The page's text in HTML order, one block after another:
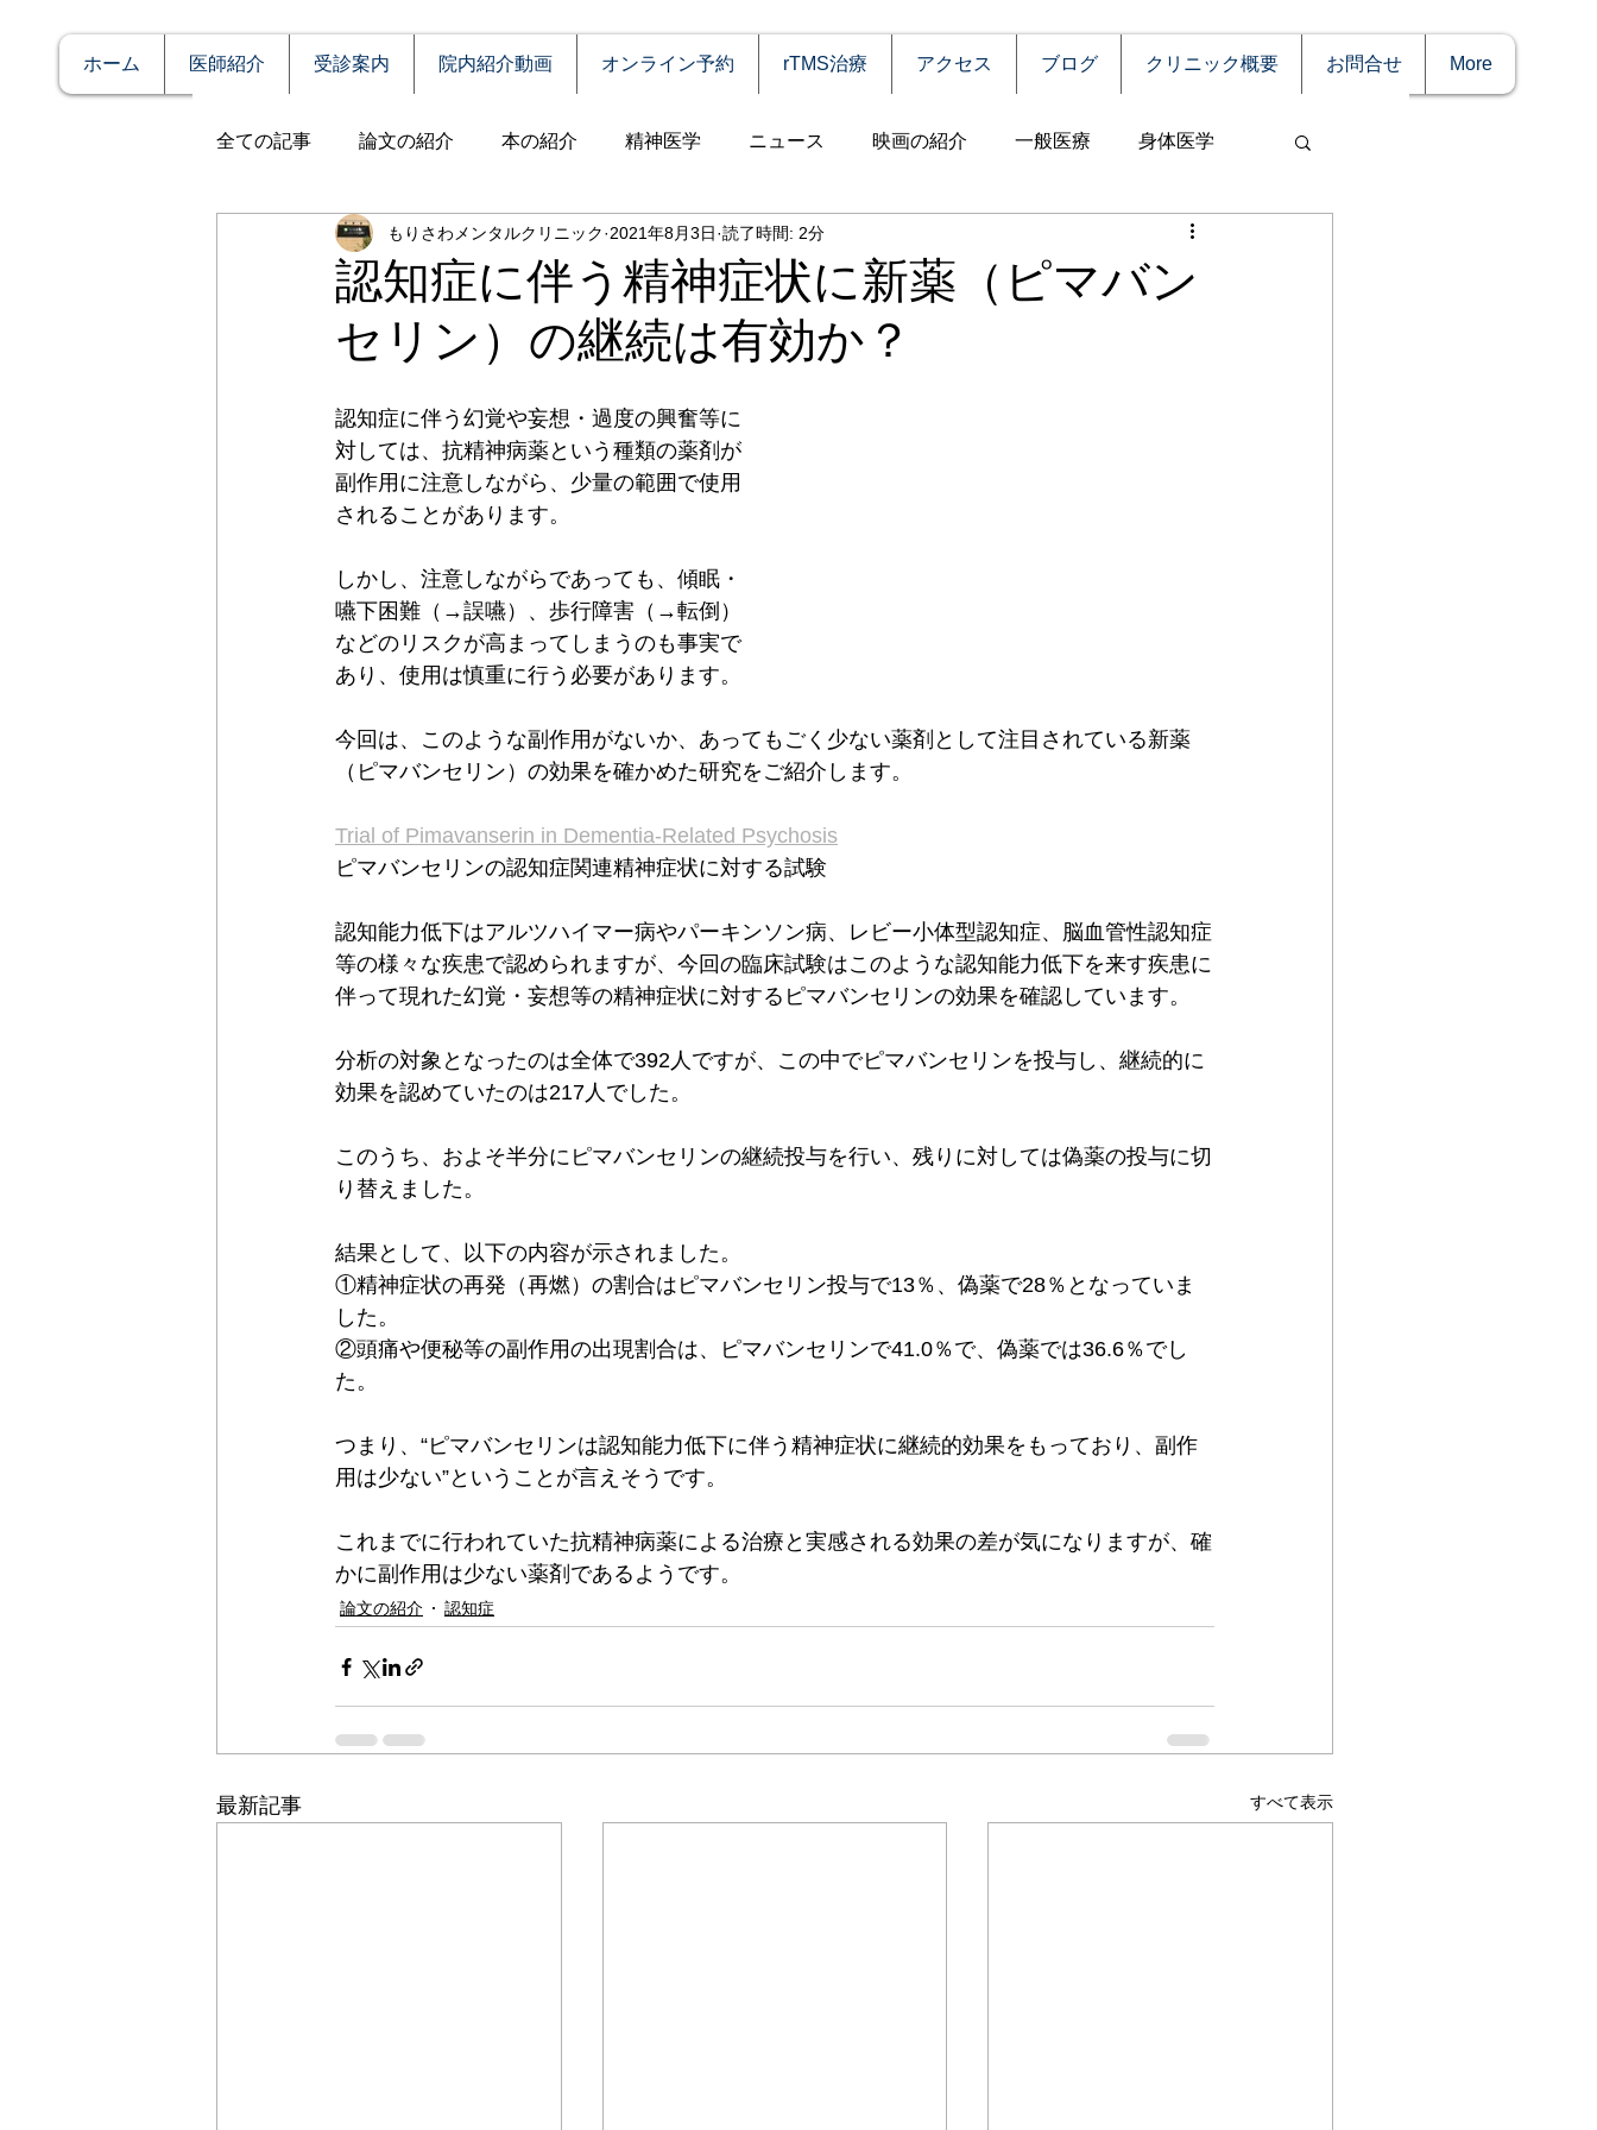
ホーム 医師紹介 受診案内 院内紹介動画 オンライン予約 rTMS治療 アクセス ブログ クリニック概要 お問合せ More
全ての記事 論文の紹介 本の紹介 精神医学 ニュース 映画の紹介 一般医療 身体医学
症例報告 発達障害 自殺 認知症 うつ病
アルコール依存（乱用） 統合失調症 児童思春期 神経疾患
全般性不安障害 パニック障害 摂食障害 強迫性障害
PTSD（心的外傷後ストレス障害）
認知症に伴う精神症状に新薬（ピマバン
セリン）の継続は有効か？
もりさわメンタルクリニック 2021年8月3日 読了時間: 2分
認知症に伴う幻覚や妄想・過度の興奮等に
対しては、抗精神病薬という種類の薬剤が
副作用に注意しながら、少量の範囲で使用
されることがあります。
しかし、注意しながらであっても、傾眠・
嚥下困難（→誤嚥）、歩行障害（→転倒）
などのリスクが高まってしまうのも事実で
あり、使用は慎重に行う必要があります。
今回は、このような副作用がないか、あってもごく少ない薬剤として注目されている新薬
（ピマバンセリン）の効果を確かめた研究をご紹介します。
Trial of Pimavanserin in Dementia-Related Psychosis
ピマバンセリンの認知症関連精神症状に対する試験
認知能力低下はアルツハイマー病やパーキンソン病、レビー小体型認知症、脳血管性認知症
等の様々な疾患で認められますが、今回の臨床試験はこのような認知能力低下を来す疾患に
伴って現れた幻覚・妄想等の精神症状に対するピマバンセリンの効果を確認しています。
分析の対象となったのは全体で392人ですが、この中でピマバンセリンを投与し、継続的に
効果を認めていたのは217人でした。
このうち、およそ半分にピマバンセリンの継続投与を行い、残りに対しては偽薬の投与に切
り替えました。
結果として、以下の内容が示されました。
①精神症状の再発（再燃）の割合はピマバンセリン投与で13％、偽薬で28％となっていま
した。
②頭痛や便秘等の副作用の出現割合は、ピマバンセリンで41.0％で、偽薬では36.6％でし
た。
つまり、“ピマバンセリンは認知能力低下に伴う精神症状に継続的効果をもっており、副作
用は少ない”ということが言えそうです。
これまでに行われていた抗精神病薬による治療と実感される効果の差が気になりますが、確
かに副作用は少ない薬剤であるようです。
論文の紹介 認知症
最新記事 すべて表示